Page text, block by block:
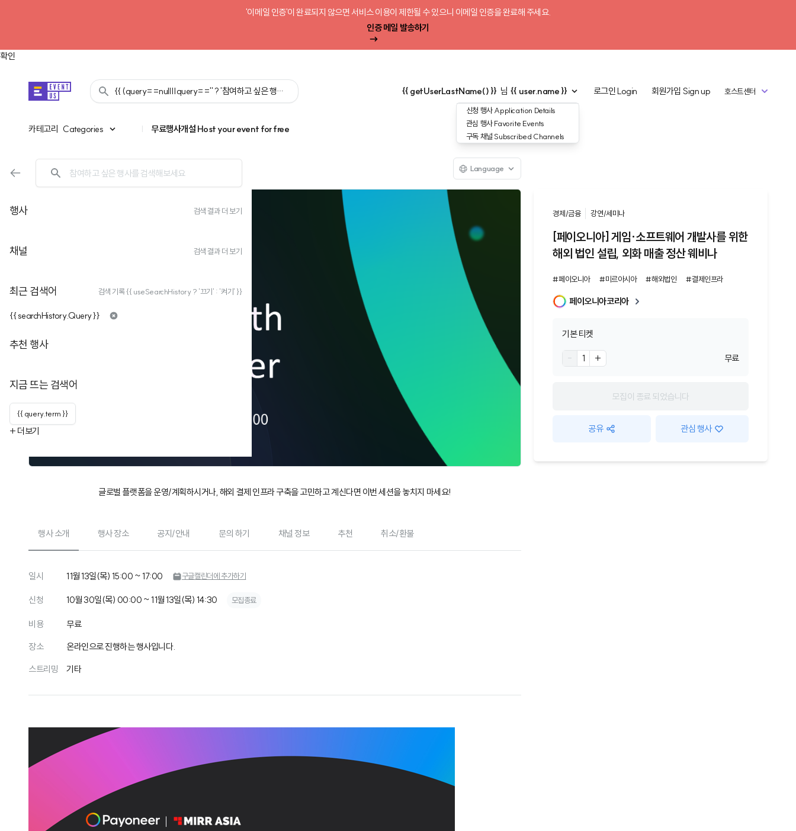
'이메일 인증'이 완료되지 않으면 서비스 이용이 제한될 수 있으니 이메일 인증을 완료해 주세요.
인증 메일 발송하기
확인
{{ (query==null||query=='' ? '참여하고 싶은 행사를 검색해 보세요':query) }} {{ getUserLastName() }} 님 {{ user.name }}
신청 행사Application Details
관심 행사Favorite Events
구독 채널 Subscribed Channels
로그인Login 회원가입 Sign up 호스트센터
카테고리 Categories
카테고리 | 무료행사개설 Host your event for free
행사 검색 결과 더 보기
채널 검색 결과 더 보기
최근 검색어 검색 기록 {{ useSearchHistory ? '끄기' : '켜기' }}
{{ searchHistory.Query }}
추천 행사
지금 뜨는 검색어
{{ query.term }}
+ 더보기
Language
글로벌 플랫폼을 운영/계획하시거나, 해외 결제 인프라 구축을 고민하고 계신다면 이번 세션을 놓치지 마세요!
경제/금융 강연/세미나
[페이오니아] 게임·소프트웨어 개발사를 위한
해외 법인 설립, 외화 매출 정산 웨비나
#페이오니아 #미르아시아 #해외법인 #결제인프라
페이오니아코리아
기본 티켓
- 1 + 무료
모집이 종료 되었습니다
공유 관심 행사
행사 소개 행사 장소 공지/안내 문의 하기 채널 정보 추천 취소/환불
일시 11월 13일(목) 15:00 ~ 17:00 구글캘린더에 추가하기
신청 10월 30일(목) 00:00 ~ 11월 13일(목) 14:30 모집종료
비용
무료
장소
온라인으로 진행하는 행사입니다.
스트리밍
기타